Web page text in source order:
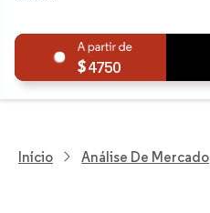
4750
Início Análise De Mercado